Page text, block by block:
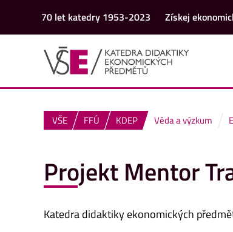
70 let katedry 1953-2023 Získej
VŠE FFÚ KDEP Věda a výzkum
Projekt Mentor
Katedra didaktiky ekonomických